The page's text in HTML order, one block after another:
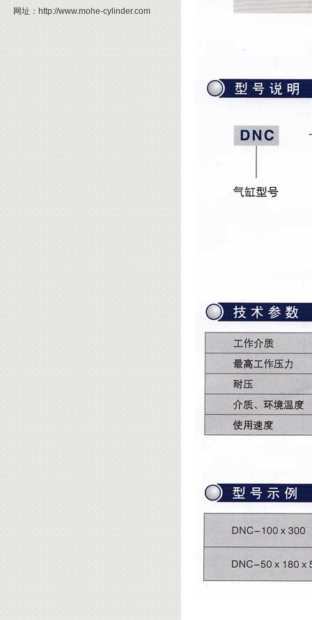
网址： http://www.mohe-cylinder.com